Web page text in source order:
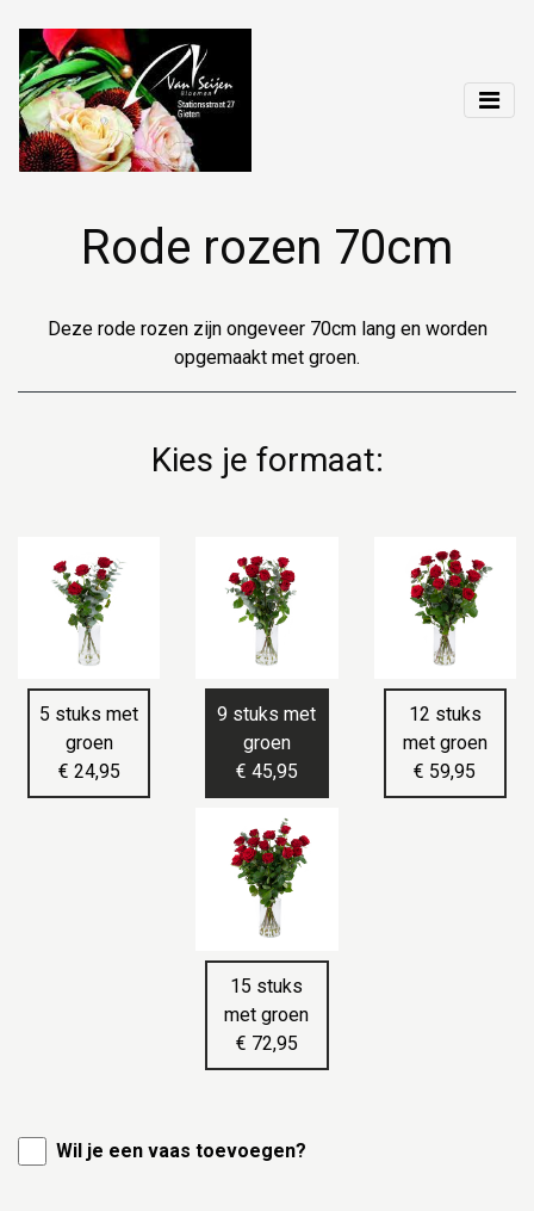
Rode rozen 70cm
Deze rode rozen zijn ongeveer 70cm lang en worden
opgemaakt met groen.
Kies je formaat:
5 stuks met
groen
€ 24,95
9 stuks met
groen
€ 45,95
12 stuks
met groen
€ 59,95
15 stuks
met groen
€ 72,95
Wil je een vaas toevoegen?